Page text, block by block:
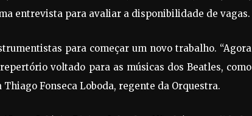
entrevista para avaliar a disponibilidade de vagas.
para começar um novo trabalho. “Agora
voltado para as músicas dos Beatles, como
Thiago Fonseca Loboda, regente da Orquestra.